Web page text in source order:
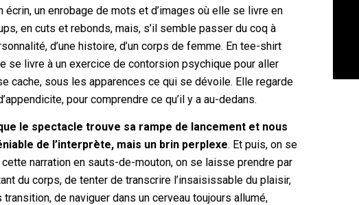
un enrobage de mots et d’images où elle se livre en
en cuts et rebonds, mais, s’il semble passer du coq à
d’une histoire, d’un corps de femme. En tee-shirt
livre à un exercice de contorsion psychique pour aller
cache, sous les apparences ce qui se dévoile. Elle regarde
pour comprendre ce qu’il y a au-dedans.
le spectacle trouve sa rampe de lancement et nous
de l’interprète, mais un brin perplexe. Et puis, on se
narration en sauts-de-mouton, on se laisse prendre par
du corps, de tenter de transcrire l’insaisissable du plaisir,
de naviguer dans un cerveau toujours allumé,